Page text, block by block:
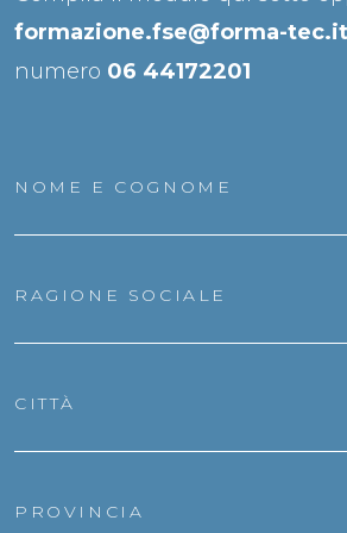
formazione.fse@forma-tec.it
numero 06 44172201